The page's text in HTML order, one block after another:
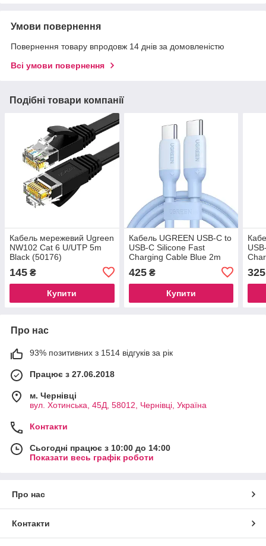
Умови повернення
Повернення товару впродовж 14 днів за домовленістю
Всі умови повернення
Подібні товари компанії
Кабель мережевий Ugreen
NW102 Cat 6 U/UTP 5m
Black (50176)
145 ₴
Купити
Кабель UGREEN USB-C to
USB-C Silicone Fast
Charging Cable Blue 2m
425₴
Купити
325
Про нас
93% позитивних з 1514 відгуків за рік
Працює з 27.06.2018
м. Чернівці
вул. Хотинська, 45Д, 58012, Чернівці, Україна
Контакти
Сьогодні працює з 10:00 до 14:00
Показати весь графік роботи
Про нас
Контакти